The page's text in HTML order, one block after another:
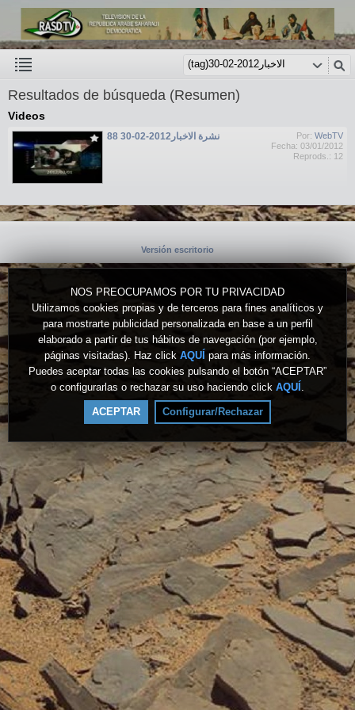
NOS PREOCUPAMOS POR TU PRIVACIDAD
Utilizamos cookies propias y de terceros para fines analíticos y
para mostrarte publicidad personalizada en base a un perfil
elaborado a partir de tus hábitos de navegación (por ejemplo,
páginas visitadas). Haz click AQUÍ para más información.
Puedes aceptar todas las cookies pulsando el botón “ACEPTAR”
o configurarlas o rechazar su uso haciendo click AQUÍ .
ACEPTAR Configurar/Rechazar
Resultados de búsqueda (Resumen)
Videos
Por: WebTV
Fecha: 03/01/2012
Reprods.: 12
نشرة الاخبار2012-02-30 88
Versión escritorio